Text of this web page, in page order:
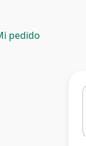
pedido